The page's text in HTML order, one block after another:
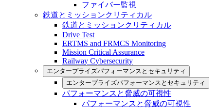
ファイバー監視
鉄道とミッションクリティカル
鉄道とミッションクリティカル
Drive Test
ERTMS and FRMCS Monitoring
Mission Critical Assurance
Railway Cybersecurity
エンタープライズパフォーマンスとセキュリティ
エンタープライズパフォーマンスとセキュリティ
パフォーマンスと脅威の可視性
パフォーマンスと脅威の可視性